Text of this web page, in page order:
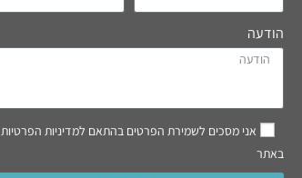
הודעה
אני מסכים לשמירת הפרטים בהתאם למדיניות הפרטיות
באתר